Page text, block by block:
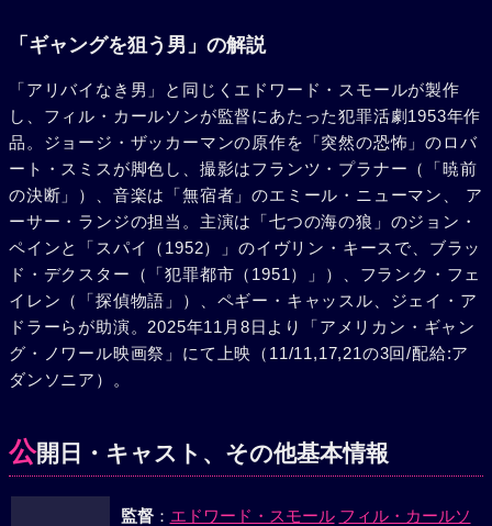
し、その後を追った。波止場でアーニーとヴィクターの間
に捕縛された。
「ギャングを狙う男」の解説
「アリバイなき男」と同じくエドワード・スモールが製作
し、フィル・カールソンが監督にあたった犯罪活劇1953年作
品。ジョージ・ザッカーマンの原作を「突然の恐怖」のロバ
ート・スミスが脚色し、撮影はフランツ・プラナー（「暁前
の決断」）、音楽は「無宿者」のエミール・ニューマン、 ア
ーサー・ランジの担当。主演は「七つの海の狼」のジョン・
ペインと「スパイ（1952）」のイヴリン・キースで、ブラッ
ド・デクスター（「犯罪都市（1951）」）、フランク・フェ
イレン（「探偵物語」）、ペギー・キャッスル、ジェイ・ア
ドラーらが助演。2025年11月8日より「アメリカン・ギャン
グ・ノワール映画祭」にて上映（11/11,17,21の3回/配給:ア
ダンソニア）。
公開日・キャスト、その他基本情報
監督： エドワード・スモール フィル・カールソ